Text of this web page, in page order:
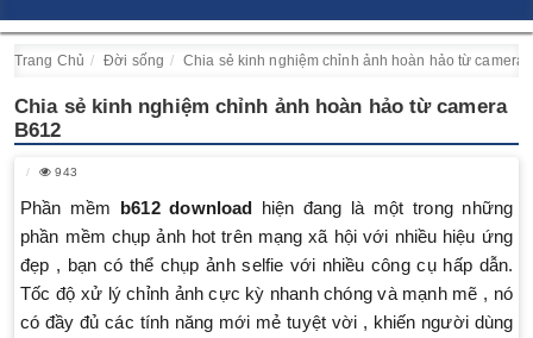
Trang Chủ Đời sống Chia sẻ kinh nghiệm chỉnh ảnh hoàn hảo từ camera
Chia sẻ kinh nghiệm chỉnh ảnh hoàn hảo từ camera
B612
943
Phần mềm b612 download hiện đang là một trong những
phần mềm chụp ảnh hot trên mạng xã hội với nhiều hiệu ứng
đẹp , bạn có thể chụp ảnh selfie với nhiều công cụ hấp dẫn.
Tốc độ xử lý chỉnh ảnh cực kỳ nhanh chóng và mạnh mẽ , nó
có đầy đủ các tính năng mới mẻ tuyệt vời , khiến người dùng